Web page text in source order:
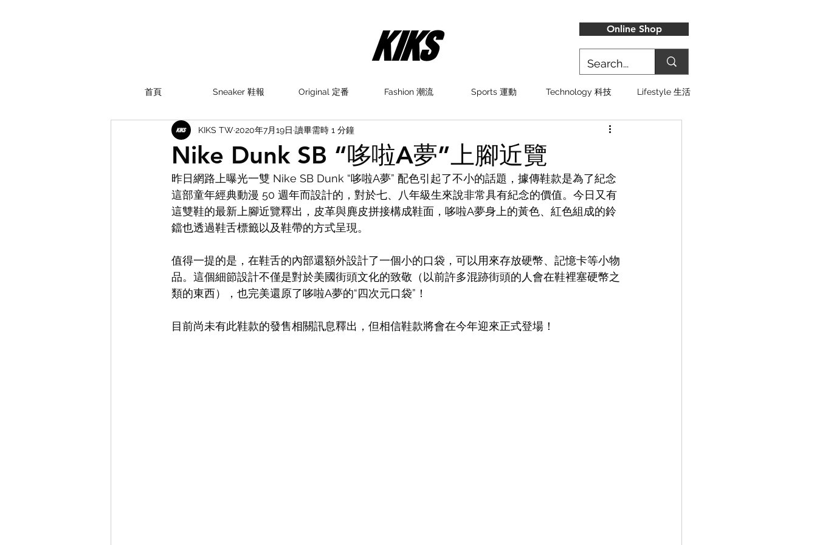
Online Shop
首頁 Sneaker 鞋報 Original 定番 Fashion 潮流 Sports 運動 Technology 科技 Lifestyle 生活
Nike Dunk SB “哆啦A夢”上腳近覽
KIKS TW2020年7月19日 讀畢需時 1 分鐘
昨日網路上曝光一雙 Nike SB Dunk “哆啦A夢” 配色引起了不小的話題，據傳鞋款是為了紀念
這部童年經典動漫 50 週年而設計的，對於七、八年級生來說非常具有紀念的價值。今日又有
這雙鞋的最新上腳近覽釋出，皮革與麂皮拼接構成鞋面，哆啦A夢身上的黃色、紅色組成的鈴
鐺也透過鞋舌標籤以及鞋帶的方式呈現。
值得一提的是，在鞋舌的內部還額外設計了一個小的口袋，可以用來存放硬幣、記憶卡等小物
品。這個細節設計不僅是對於美國街頭文化的致敬（以前許多混跡街頭的人會在鞋裡塞硬幣之
類的東西），也完美還原了哆啦A夢的“四次元口袋”！
目前尚未有此鞋款的發售相關訊息釋出，但相信鞋款將會在今年迎來正式登場！